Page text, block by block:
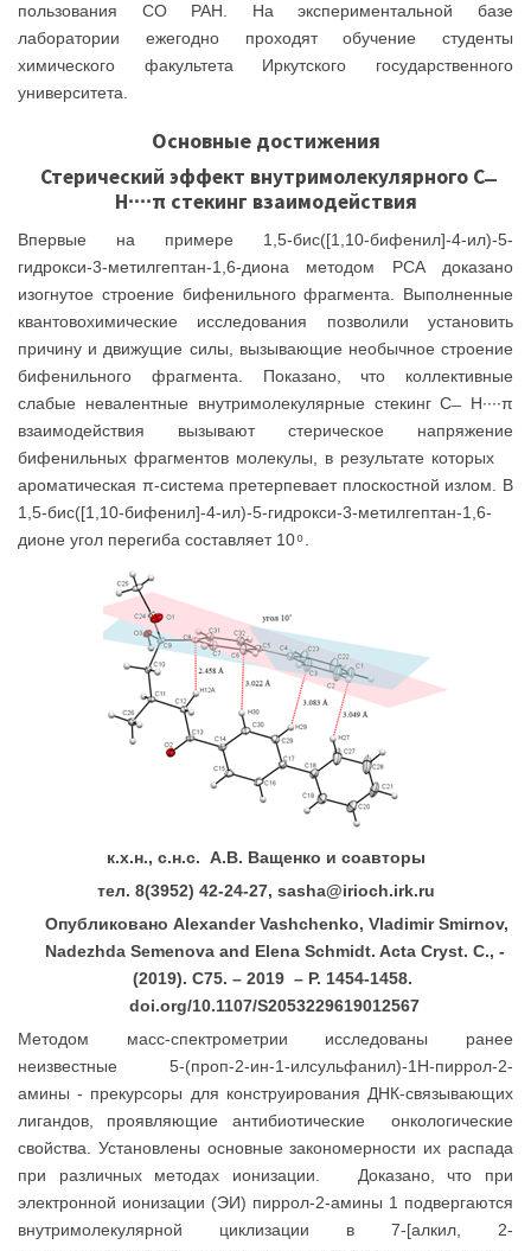
пользования СО РАН. На экспериментальной базе
лаборатории ежегодно проходят обучение студенты
химического факультета Иркутского государственного
университета.
Основные достижения
Стерический эффект внутримолекулярного С ̶
Н∙∙∙∙π стекинг взаимодействия
Впервые на примере 1,5-бис([1,10-бифенил]-4-ил)-5-
гидрокси-3-метилгептан-1,6-диона методом РСА доказано
изогнутое строение бифенильного фрагмента. Выполненные
квантовохимические исследования позволили установить
причину и движущие силы, вызывающие необычное строение
бифенильного фрагмента. Показано, что коллективные
слабые невалентные внутримолекулярные стекинг С ̶ Н∙∙∙∙π
взаимодействия вызывают стерическое напряжение
бифенильных фрагментов молекулы, в результате которых
ароматическая π-система претерпевает плоскостной излом. В
1,5-бис([1,10-бифенил]-4-ил)-5-гидрокси-3-метилгептан-1,6-
дионе угол перегиба составляет 10 ͦ .
к.х.н., с.н.с. А.В. Ващенко и соавторы
тел. 8(3952) 42-24-27, sasha@irioch.irk.ru
Опубликовано Alexander Vashchenko, Vladimir Smirnov,
Nadezhda Semenova and Elena Schmidt. Acta Cryst. С., -
(2019). C75. – 2019 – P. 1454-1458.
doi.org/10.1107/S2053229619012567
Методом масс-спектрометрии исследованы ранее
неизвестные 5-(проп-2-ин-1-илсульфанил)-1Н-пиррол-2-
амины - прекурсоры для конструирования ДНК-связывающих
лигандов, проявляющие антибиотические онкологические
свойства. Установлены основные закономерности их распада
при различных методах ионизации. Доказано, что при
электронной ионизации (ЭИ) пиррол-2-амины 1 подвергаются
внутримолекулярной циклизации в 7-[алкил, 2-